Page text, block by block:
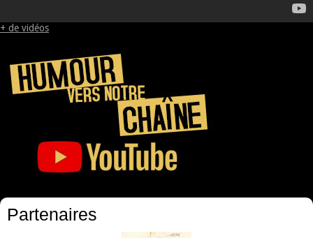
+ de vidéos
Partenaires